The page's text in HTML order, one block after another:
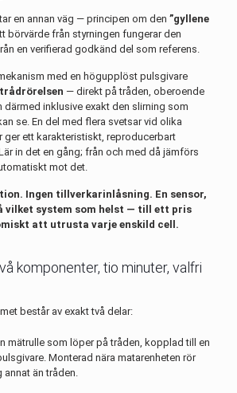
en annan väg — principen om den ”gyllene
börvärde från styrningen fungerar den
en verifierad godkänd del som referens.
med en högupplöst pulsgivare
— direkt på tråden, oberoende
därmed inklusive exakt den slirning som
se. En del med flera svetsar vid olika
ger ett karakteristiskt, reproducerbart
in det en gång; från och med då jämförs
mot det.
Ingen tillverkarinlåsning. En sensor,
vilket system som helst — till ett pris
att utrusta varje enskild cell.
komponenter, tio minuter, valfri
består av exakt två delar:
mätrulle som löper på tråden, kopplad till en
Monterad nära matarenheten rör
annat än tråden.